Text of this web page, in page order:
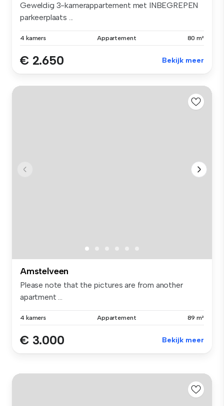
Geweldig 3-kamerappartement met INBEGREPEN
parkeerplaats ...
4 kamers Appartement 80 m²
€ 2.650 Bekijk meer
Amstelveen
Please note that the pictures are from another
apartment ...
4 kamers Appartement 89 m²
€ 3.000 Bekijk meer